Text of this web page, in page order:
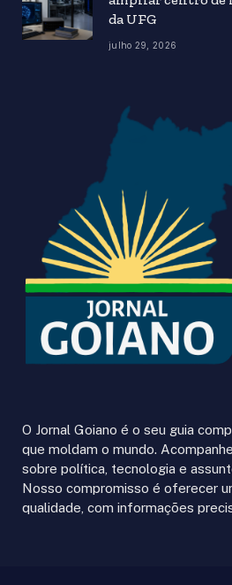
da UFG
julho 29, 2026
O Jornal Goiano é o seu guia
que moldam o mundo.
sobre política, tecnologia e
Nosso compromisso é oferecer
qualidade, com informações